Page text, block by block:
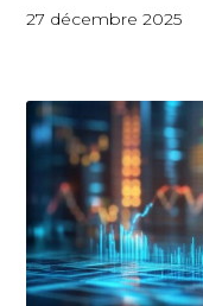
27 décembre 2025